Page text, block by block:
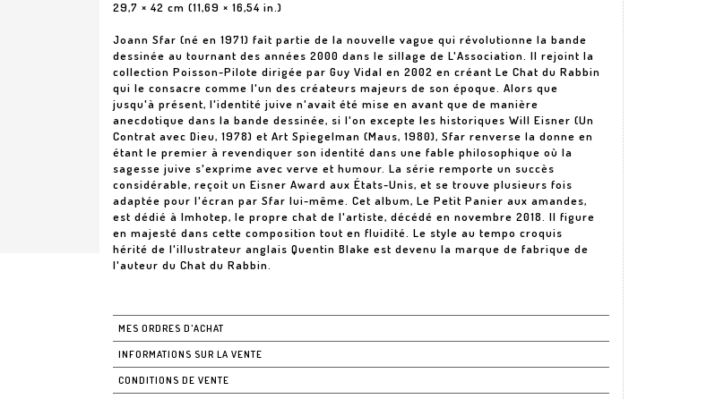
29,7 × 42 cm (11,69 × 16,54 in.)
Joann Sfar (né en 1971) fait partie de la nouvelle vague qui révolutionne la bande
dessinée au tournant des années 2000 dans le sillage de L'Association. Il rejoint la
collection Poisson-Pilote dirigée par Guy Vidal en 2002 en créant Le Chat du Rabbin
qui le consacre comme l'un des créateurs majeurs de son époque. Alors que
jusqu'à présent, l'identité juive n'avait été mise en avant que de manière
anecdotique dans la bande dessinée, si l'on excepte les historiques Will Eisner (Un
Contrat avec Dieu, 1978) et Art Spiegelman (Maus, 1980), Sfar renverse la donne en
étant le premier à revendiquer son identité dans une fable philosophique où la
sagesse juive s'exprime avec verve et humour. La série remporte un succès
considérable, reçoit un Eisner Award aux États-Unis, et se trouve plusieurs fois
adaptée pour l'écran par Sfar lui-même. Cet album, Le Petit Panier aux amandes,
est dédié à Imhotep, le propre chat de l'artiste, décédé en novembre 2018. Il figure
en majesté dans cette composition tout en fluidité. Le style au tempo croquis
hérité de l'illustrateur anglais Quentin Blake est devenu la marque de fabrique de
l'auteur du Chat du Rabbin.
MES ORDRES D'ACHAT
INFORMATIONS SUR LA VENTE
CONDITIONS DE VENTE